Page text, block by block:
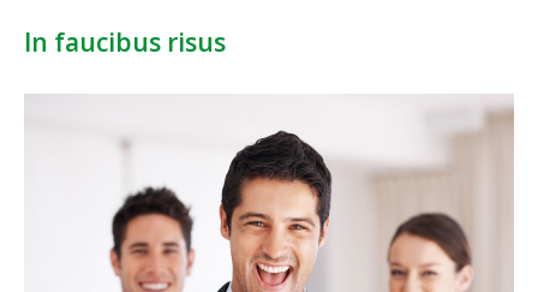
In faucibus risus